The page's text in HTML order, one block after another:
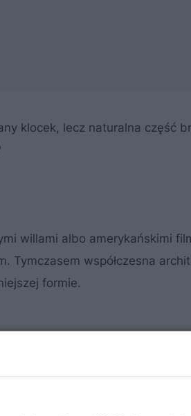
klocek, lecz naturalna część
willami albo amerykańskimi
Tymczasem współczesna
formie.